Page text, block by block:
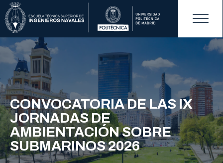
CONVOCATORIA DE LAS IX
JORNADAS DE
AMBIENTACIÓN SOBRE
SUBMARINOS 2026